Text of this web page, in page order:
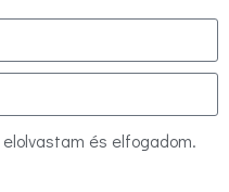
elolvastam és elfogadom.